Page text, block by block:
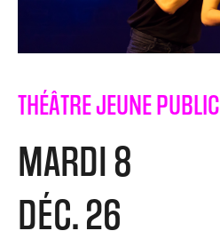
THÉÂTRE JEUNE PUBLIC
MARDI 8
DÉC. 26